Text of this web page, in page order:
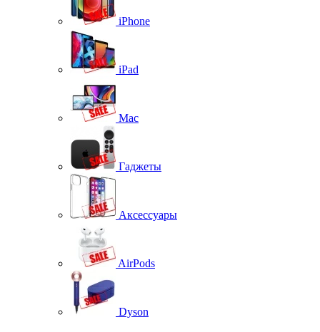
iPhone
iPad
Mac
Гаджеты
Аксессуары
AirPods
Dyson